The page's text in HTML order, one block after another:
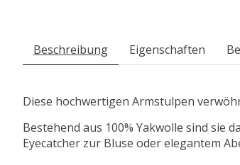
Beschreibung Eigenschaften
Diese hochwertigen Armstulpen
Bestehend aus 100% Yakwolle sind sie
Eyecatcher zur Bluse oder elegantem